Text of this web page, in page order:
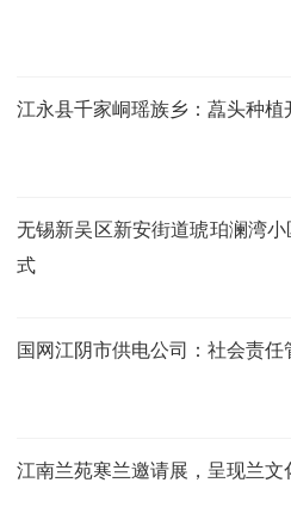
江永县千家峒瑶族乡：藠头种植
无锡新吴区新安街道琥珀澜湾
式
国网江阴市供电公司：社会责
江南兰苑寒兰邀请展，呈现兰文